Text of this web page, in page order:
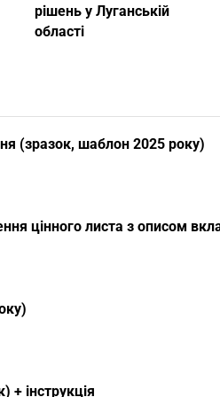
рішень у Луганській
області
(зразок, шаблон 2025 року)
цінного листа з описом
+ інструкція